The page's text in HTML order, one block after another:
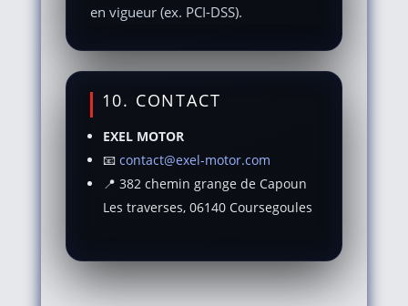
en vigueur (ex. PCI-DSS).
10. CONTACT
EXEL MOTOR
📧 contact@exel-motor.com
📍 382 chemin grange de Capoun
Les traverses, 06140 Coursegoules